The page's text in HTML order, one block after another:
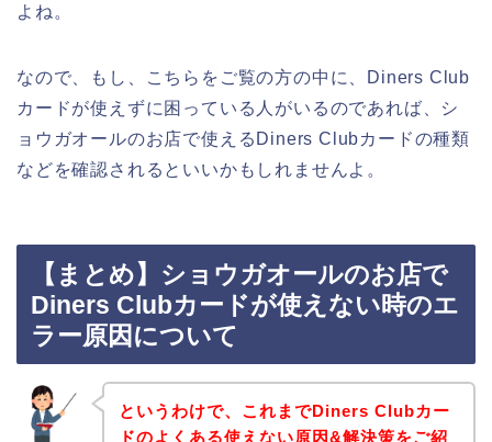
よね。
なので、もし、こちらをご覧の方の中に、Diners Club
カードが使えずに困っている人がいるのであれば、シ
ョウガオールのお店で使えるDiners Clubカードの種類
などを確認されるといいかもしれませんよ。
【まとめ】ショウガオールのお店で
Diners Clubカードが使えない時のエ
ラー原因について
というわけで、これまでDiners Clubカー
ドのよくある使えない原因&解決策をご紹